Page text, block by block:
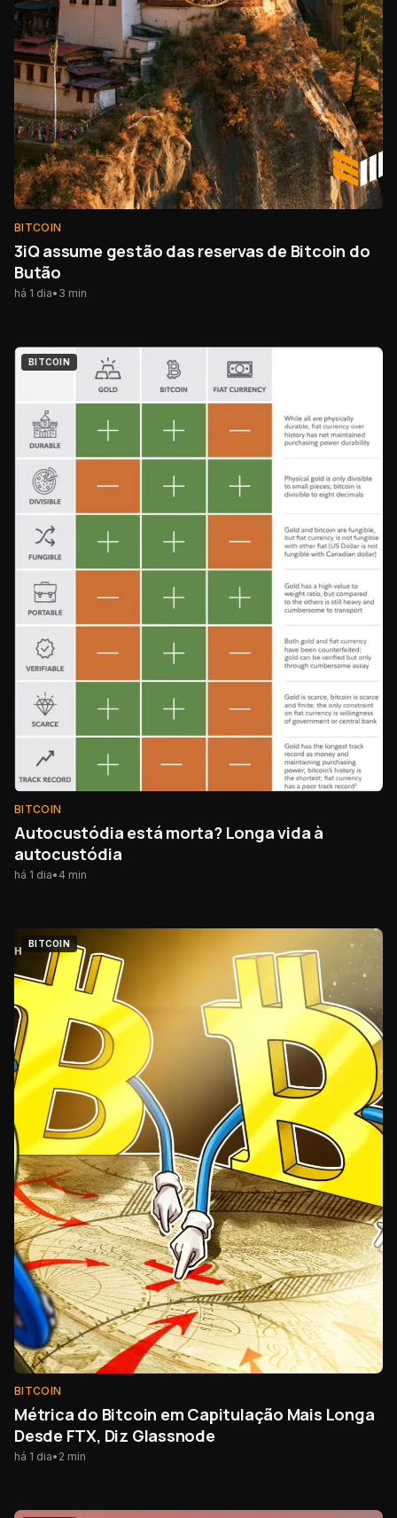
BITCOIN
3iQ assume gestão das reservas de Bitcoin do
Butão
há 1 dia• 3 min
BITCOIN
BITCOIN
Autocustódia está morta? Longa vida à
autocustódia
há 1 dia• 4 min
BITCOIN
BITCOIN
Métrica do Bitcoin em Capitulação Mais Longa
Desde FTX, Diz Glassnode
há 1 dia• 2 min